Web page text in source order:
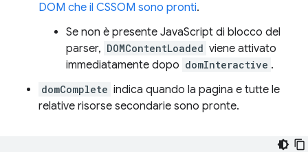
DOM che il CSSOM sono pronti.
Se non è presente JavaScript di blocco del
parser, DOMContentLoaded viene attivato
immediatamente dopo domInteractive .
domComplete indica quando la pagina e tutte le
relative risorse secondarie sono pronte.